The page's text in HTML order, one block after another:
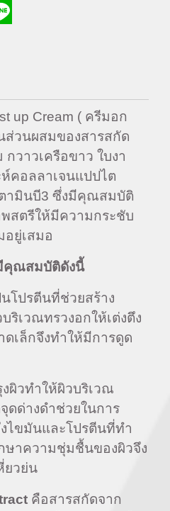
up Cream ( ครีมอก
ส่วนผสมของสารสกัด
วาวเครือขาว ใบงา
คอลลาเจนแปปไต
ามินบี3 ซึ่งมีคุณสมบัติ
สตรีให้มีความกระชับ
อยู่เสมอ
คุณสมบัติดังนี้
นโปรตีนที่ช่วยสร้าง
ริเวณทรวงอกให้เต่งตึง
เล็กจึงทำให้มีการดูด
งผิวทำให้ผิวบริเวณ
ดด่างดำช่วยในการ
ไขมันและโปรตีนที่ทำ
ษาความชุ่มชื้นของผิวจึง
ยวย่น
คือสารสกัดจาก